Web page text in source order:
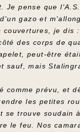
Je pense que
gazo et
couvertures, je dis
des corps de
peut-être
sauf, mais
prévu, et
les petites
trouve soudain
le feu. Nos